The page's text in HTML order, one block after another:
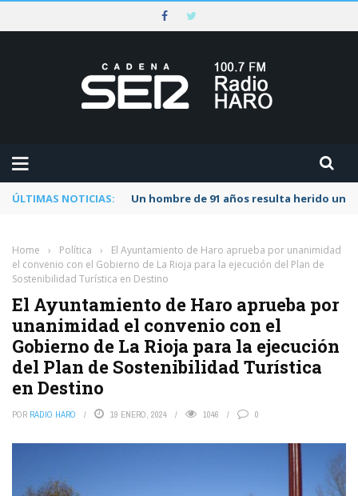
ÚLTIMAS NOTICIAS: Un hombre de 91 años resulta herido
Home › Política ›
El Ayuntamiento de Haro aprueba por unanimidad
el convenio con el Gobierno de La Rioja para la ejecución del Plan de
Sostenibilidad Turística en Destino
El Ayuntamiento de Haro aprueba por
unanimidad el convenio con el
Gobierno de La Rioja para la ejecución
del Plan de Sostenibilidad Turística
en Destino
POR RADIO HARO 19 ENERO, 2024 1046 0